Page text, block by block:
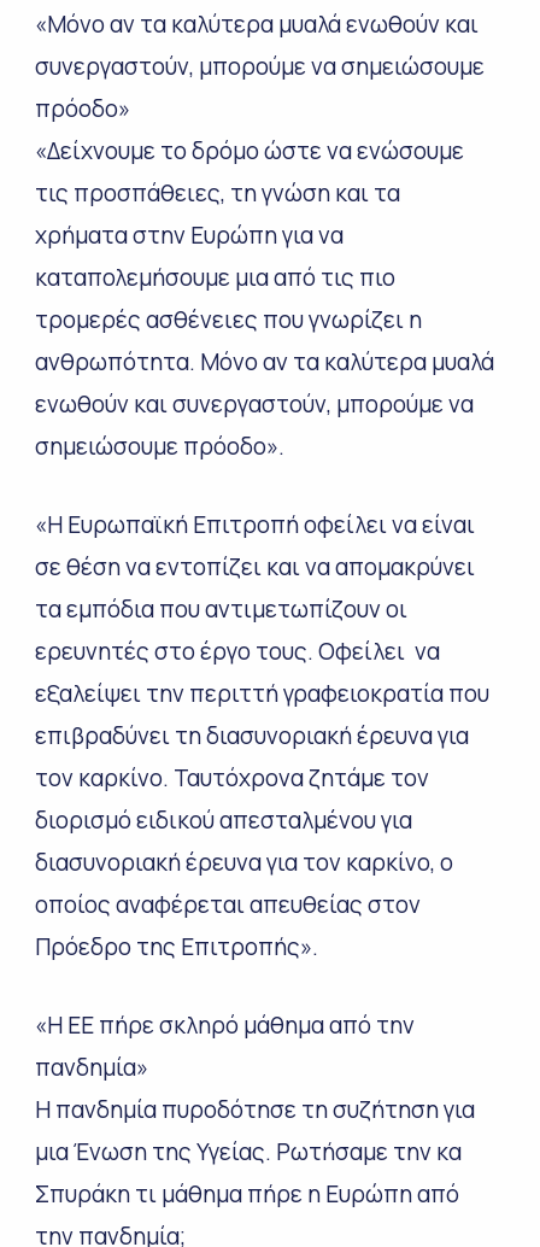
«Μόνο αν τα καλύτερα μυαλά ενωθούν και
συνεργαστούν, μπορούμε να σημειώσουμε
πρόοδο»
«Δείχνουμε το δρόμο ώστε να ενώσουμε
τις προσπάθειες, τη γνώση και τα
χρήματα στην Ευρώπη για να
καταπολεμήσουμε μια από τις πιο
τρομερές ασθένειες που γνωρίζει η
ανθρωπότητα. Μόνο αν τα καλύτερα μυαλά
ενωθούν και συνεργαστούν, μπορούμε να
σημειώσουμε πρόοδο».
«Η Ευρωπαϊκή Επιτροπή οφείλει να είναι
σε θέση να εντοπίζει και να απομακρύνει
τα εμπόδια που αντιμετωπίζουν οι
ερευνητές στο έργο τους. Οφείλει να
εξαλείψει την περιττή γραφειοκρατία που
επιβραδύνει τη διασυνοριακή έρευνα για
τον καρκίνο. Ταυτόχρονα ζητάμε τον
διορισμό ειδικού απεσταλμένου για
διασυνοριακή έρευνα για τον καρκίνο, ο
οποίος αναφέρεται απευθείας στον
Πρόεδρο της Επιτροπής».
« Η ΕΕ πήρε σκληρό μάθημα από την
πανδημία»
Η πανδημία πυροδότησε τη συζήτηση για
μια Ένωση της Υγείας. Ρωτήσαμε την κα
Σπυράκη τι μάθημα πήρε η Ευρώπη από
την πανδημία;